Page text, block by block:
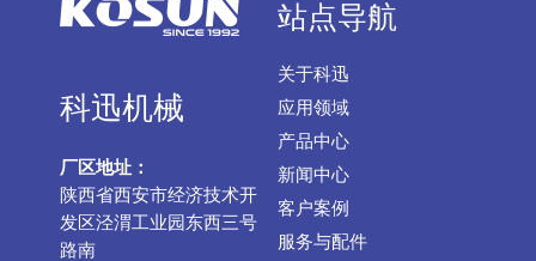
科迅机械
厂区地址：
陕西省西安市经济技术开
发区泾渭工业园东西三号
路南
站点导航
关于科迅
应用领域
产品中心
新闻中心
客户案例
服务与配件